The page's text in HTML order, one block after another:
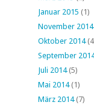
Januar 2015 (1)
November 2014
Oktober 2014
September
Juli 2014(5)
Mai 2014(1)
März 2014(7)